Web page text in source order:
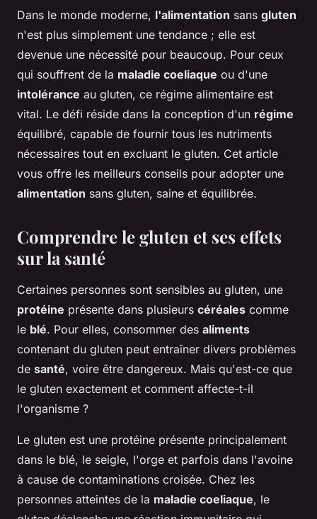
Dans le monde moderne, l'alimentation sans gluten
n'est plus simplement une tendance ; elle est
devenue une nécessité pour beaucoup. Pour ceux
qui souffrent de la maladie coeliaque ou d'une
intolérance au gluten, ce régime alimentaire est
vital. Le défi réside dans la conception d'un régime
équilibré, capable de fournir tous les nutriments
nécessaires tout en excluant le gluten. Cet article
vous offre les meilleurs conseils pour adopter une
alimentation sans gluten, saine et équilibrée.
Comprendre le gluten et ses effets
sur la santé
Certaines personnes sont sensibles au gluten, une
protéine présente dans plusieurs céréales comme
le blé. Pour elles, consommer des aliments
contenant du gluten peut entraîner divers problèmes
de santé, voire être dangereux. Mais qu'est-ce que
le gluten exactement et comment affecte-t-il
l'organisme ?
Le gluten est une protéine présente principalement
dans le blé, le seigle, l'orge et parfois dans l'avoine
à cause de contaminations croisée. Chez les
personnes atteintes de la maladie coeliaque, le